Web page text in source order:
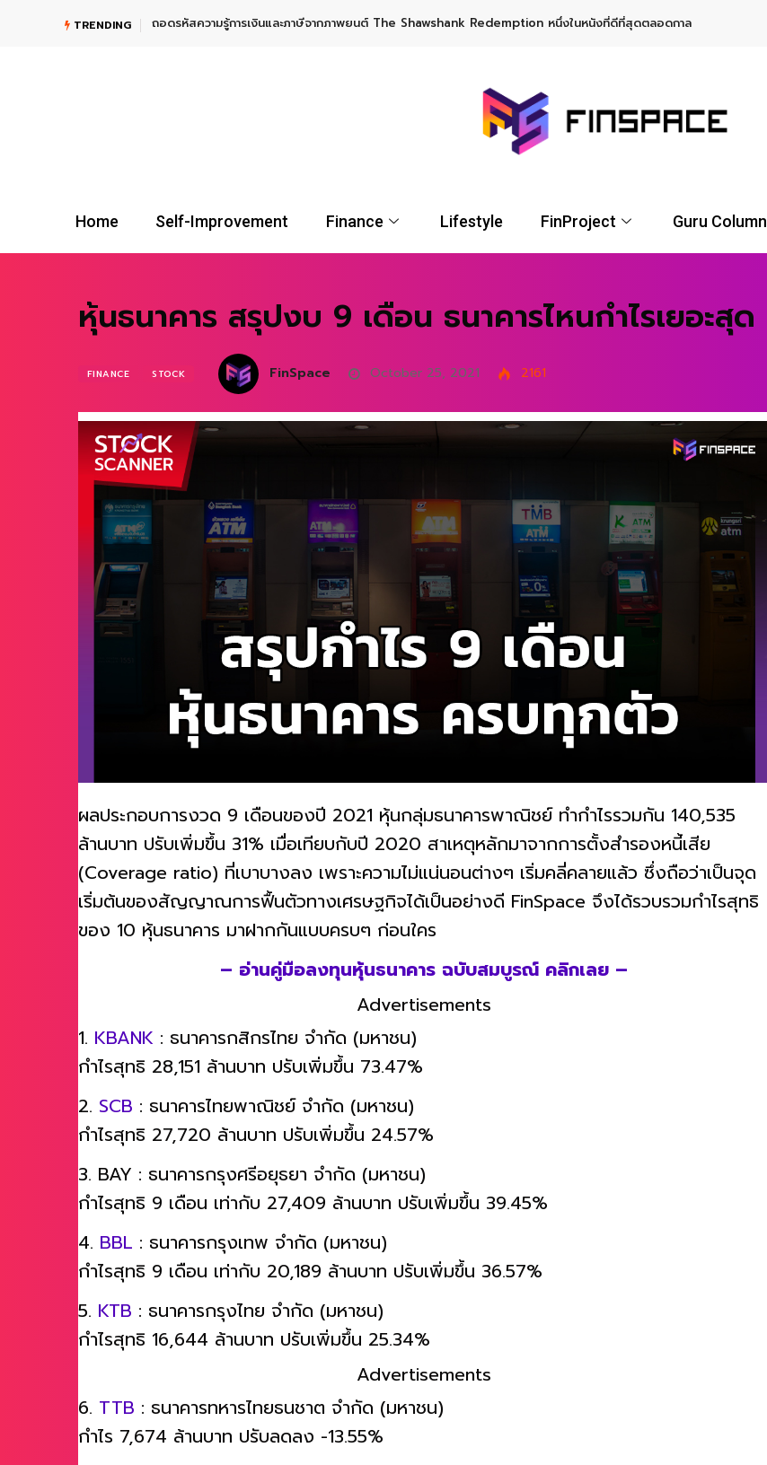
TRENDING
UGOLD-USD ลงทุนทองคำระยะยาว กับผู้นำตลาดกองทุน Gold ETF พร้อมโอกาสรับผลตอบแทนรูปแบบ USD จาก UOBAM (Thailand)
Home Self-Improvement Finance Lifestyle FinProject Guru Column
หุ้นธนาคาร สรุปงบ 9 เดือน ธนาคารไหนกำไรเยอะสุด
FinSpace October 25, 2021 2161
ผลประกอบการงวด 9 เดือนของปี 2021 หุ้นกลุ่มธนาคารพาณิชย์ ทำกำไรรวมกัน 140,535
ล้านบาท ปรับเพิ่มขึ้น 31% เมื่อเทียบกับปี 2020 สาเหตุหลักมาจากการตั้งสำรองหนี้เสีย
(Coverage ratio) ที่เบาบางลง เพราะความไม่แน่นอนต่างๆ เริ่มคลี่คลายแล้ว ซึ่งถือว่าเป็นจุด
เริ่มต้นของสัญญาณการฟื้นตัวทางเศรษฐกิจได้เป็นอย่างดี FinSpace จึงได้รวบรวมกำไรสุทธิ
ของ 10 หุ้นธนาคาร มาฝากกันแบบครบๆ ก่อนใคร
– อ่านคู่มือลงทุนหุ้นธนาคาร ฉบับสมบูรณ์ คลิกเลย –
Advertisements
1. KBANK : ธนาคารกสิกรไทย จำกัด (มหาชน)
กำไรสุทธิ 28,151 ล้านบาท ปรับเพิ่มขึ้น 73.47%
2. SCB : ธนาคารไทยพาณิชย์ จำกัด (มหาชน)
กำไรสุทธิ 27,720 ล้านบาท ปรับเพิ่มขึ้น 24.57%
3. BAY : ธนาคารกรุงศรีอยุธยา จำกัด (มหาชน)
กำไรสุทธิ 9 เดือน เท่ากับ 27,409 ล้านบาท ปรับเพิ่มขึ้น 39.45%
4. BBL : ธนาคารกรุงเทพ จำกัด (มหาชน)
กำไรสุทธิ 9 เดือน เท่ากับ 20,189 ล้านบาท ปรับเพิ่มขึ้น 36.57%
5. KTB : ธนาคารกรุงไทย จำกัด (มหาชน)
กำไรสุทธิ 16,644 ล้านบาท ปรับเพิ่มขึ้น 25.34%
Advertisements
6. TTB : ธนาคารทหารไทยธนชาต จำกัด (มหาชน)
กำไร 7,674 ล้านบาท ปรับลดลง -13.55%